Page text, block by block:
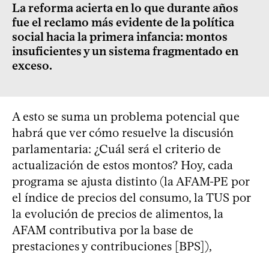
La reforma acierta en lo que durante años
fue el reclamo más evidente de la política
social hacia la primera infancia: montos
insuficientes y un sistema fragmentado en
exceso.
A esto se suma un problema potencial que
habrá que ver cómo resuelve la discusión
parlamentaria: ¿Cuál será el criterio de
actualización de estos montos? Hoy, cada
programa se ajusta distinto (la AFAM-PE por
el índice de precios del consumo, la TUS por
la evolución de precios de alimentos, la
AFAM contributiva por la base de
prestaciones y contribuciones [BPS]),